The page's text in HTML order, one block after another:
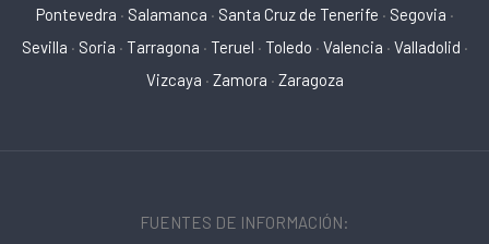
Pontevedra · Salamanca · Santa Cruz de Tenerife · Segovia ·
Sevilla · Soria · Tarragona · Teruel · Toledo · Valencia · Valladolid ·
Vizcaya · Zamora · Zaragoza
FUENTES DE INFORMACIÓN: